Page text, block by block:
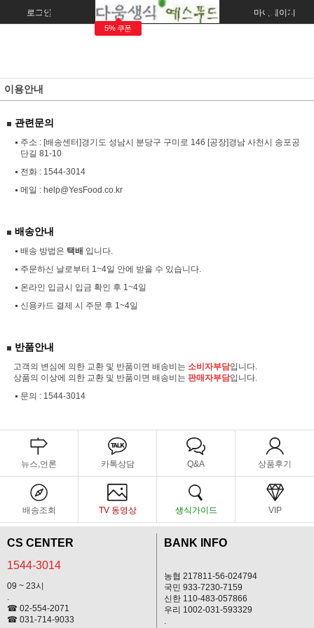
로그인 회원가입
5% 쿠폰
주문조회 마이페이지
이용안내
관련문의
주소 : [배송센터]경기도 성남시 분당구 구미로 146 [공장]경남 사천시 송포공
단길 81-10
전화 : 1544-3014
메일 : help@YesFood.co.kr
배송안내
배송 방법은 택배 입니다.
주문하신 날로부터 1~4일 안에 받을 수 있습니다.
온라인 입금시 입금 확인 후 1~4일
신용카드 결제 시 주문 후 1~4일
반품안내
고객의 변심에 의한 교환 및 반품이면 배송비는 소비자부담입니다.
상품의 이상에 의한 교환 및 반품이면 배송비는 판매자부담입니다.
문의 : 1544-3014
뉴스,언론 카톡상담 Q&A 상품후기
배송조회 TV 동영상 생식가이드 VIP
CS CENTER
1544-3014
09 ~ 23시
.
☎ 02-554-2071
☎ 031-714-9033
BANK INFO
농협 217811-56-024794
국민 933-7230-7159
신한 110-483-057866
우리 1002-031-593329
.